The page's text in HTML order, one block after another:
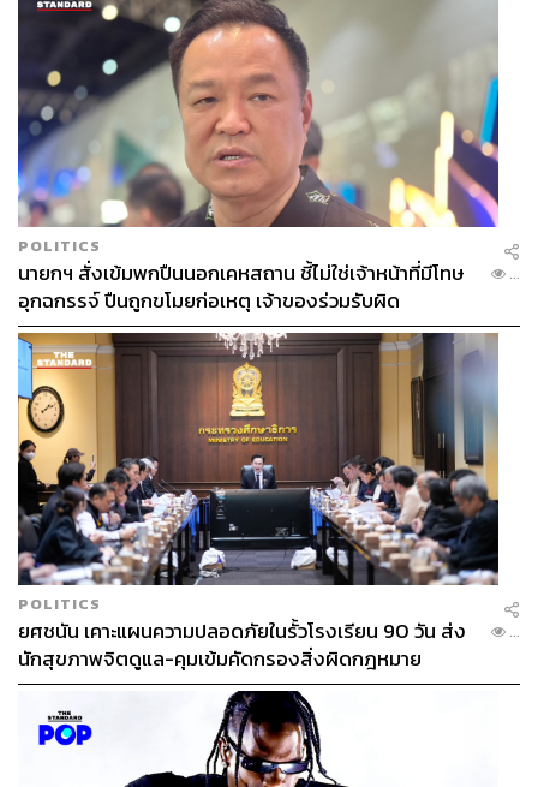
POLITICS
นายกฯ สั่งเข้มพกปืนนอกเคหสถาน ชี้ไม่ใช่เจ้าหน้าที่มีโทษ
อุกฉกรรจ์ ปืนถูกขโมยก่อเหตุ เจ้าของร่วมรับผิด
...
POLITICS
ยศชนัน เคาะแผนความปลอดภัยในรั้วโรงเรียน 90 วัน ส่ง
นักสุขภาพจิตดูแล-คุมเข้มคัดกรองสิ่งผิดกฎหมาย
...